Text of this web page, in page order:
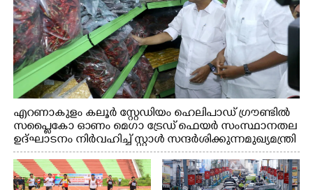
എറണാകുളം കലൂർ സ്റ്റേഡിയം ഹെലിപാഡ് ഗ്രൗണ്ടിൽ
സപ്ളൈകോ ഓണം മെഗാ ട്രേഡ് ഫെയർ സംസ്ഥാനതല
ഉദ്ഘാടനം നിർവഹിച്ച് സ്റ്റാൾ സന്ദർശിക്കുന്ന മുഖ്യമന്ത്രി
വി.ഡി. സതീശൻ. മന്ത്രി അനൂപ് ജേക്കബ് സമീപം